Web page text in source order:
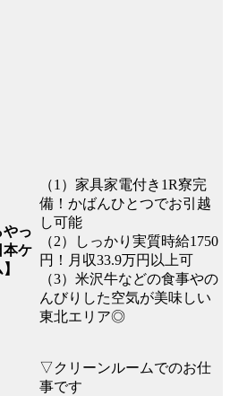
やっ
本ケ
（1）家具家電付き1R寮完
備！かばんひとつでお引越
し可能
（2）しっかり実質時給1750
円！月収33.9万円以上可
（3）米沢牛などの食事やの
んびりした空気が美味しい
東北エリア◎
▽クリーンルームでのお仕
事です